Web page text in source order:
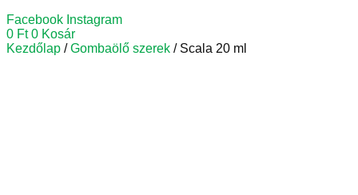
Facebook Instagram
0 Ft 0 Kosár
Kezdőlap /Gombaölő szerek / Scala 20 ml